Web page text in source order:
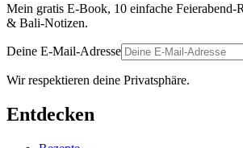
Mein gratis E-Book, 10 einfache Feierabend-
& Bali-Notizen.
Deine E-Mail-Adresse
Wir respektieren deine Privatsphäre.
Entdecken